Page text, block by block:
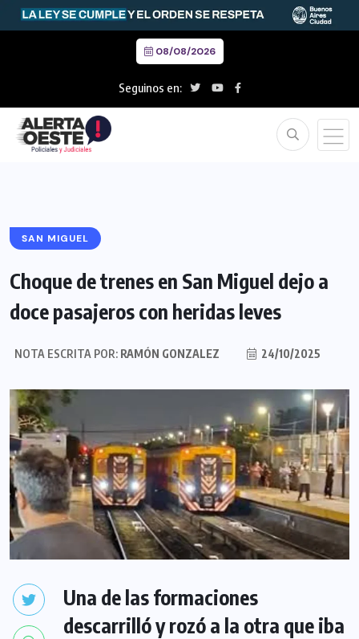
08/08/2026
Seguinos en:
SAN MIGUEL
Choque de trenes en San Miguel dejo a
doce pasajeros con heridas leves
NOTA ESCRITA POR: RAMÓN GONZALEZ 24/10/2025
Una de las formaciones
descarrilló y rozó a la otra que iba